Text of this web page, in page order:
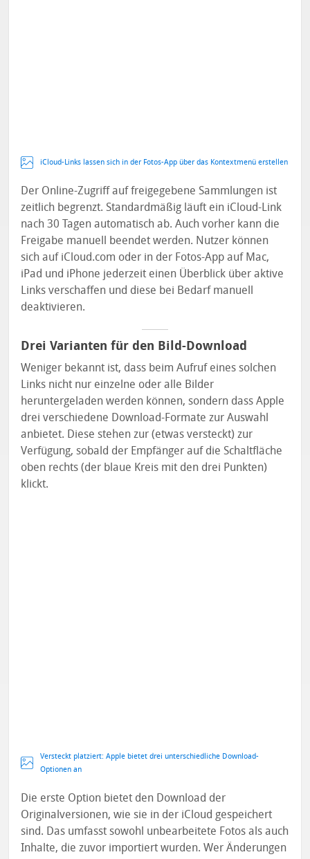
iCloud-Links lassen sich in der Fotos-App über das Kontextmenü erstellen
Der Online-Zugriff auf freigegebene Sammlungen ist
zeitlich begrenzt. Standardmäßig läuft ein iCloud-Link
nach 30 Tagen automatisch ab. Auch vorher kann die
Freigabe manuell beendet werden. Nutzer können
sich auf iCloud.com oder in der Fotos-App auf Mac,
iPad und iPhone jederzeit einen Überblick über aktive
Links verschaffen und diese bei Bedarf manuell
deaktivieren.
Drei Varianten für den Bild-Download
Weniger bekannt ist, dass beim Aufruf eines solchen
Links nicht nur einzelne oder alle Bilder
heruntergeladen werden können, sondern dass Apple
drei verschiedene Download-Formate zur Auswahl
anbietet. Diese stehen zur (etwas versteckt) zur
Verfügung, sobald der Empfänger auf die Schaltfläche
oben rechts (der blaue Kreis mit den drei Punkten)
klickt.
Versteckt platziert: Apple bietet drei unterschiedliche Download-
Optionen an
Die erste Option bietet den Download der
Originalversionen, wie sie in der iCloud gespeichert
sind. Das umfasst sowohl unbearbeitete Fotos als auch
Inhalte, die zuvor importiert wurden. Wer Änderungen